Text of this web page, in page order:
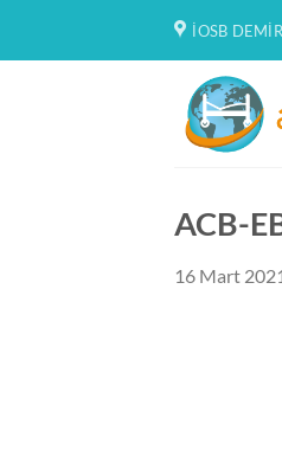
İOSB
ACB-
16 Mart